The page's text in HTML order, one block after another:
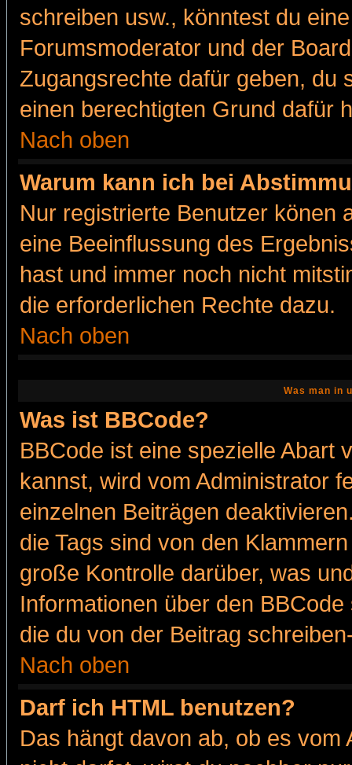
schreiben usw., könntest du
Forumsmoderator und der
Zugangsrechte dafür geben, du
einen berechtigten Grund dafür
Nach oben
Warum kann ich bei
Nur registrierte Benutzer könen
eine Beeinflussung des
hast und immer noch nicht
die erforderlichen Rechte dazu.
Nach oben
Was man in
Was ist BBCode?
BBCode ist eine spezielle Abart
kannst, wird vom Administrator
einzelnen Beiträgen
die Tags sind von den
große Kontrolle darüber, was
Informationen über den
die du von der Beitrag
Nach oben
Darf ich HTML benutzen?
Das hängt davon ab, ob es